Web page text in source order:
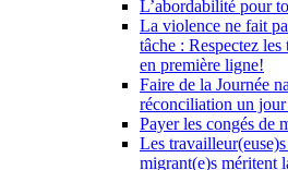
L’abordabilité pour
La violence ne fait
tâche : Respectez
en première ligne!
Faire de la Journée
réconciliation un
Payer les congés de
Les
migrant(e)s méritent